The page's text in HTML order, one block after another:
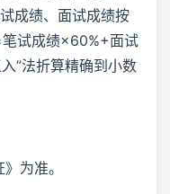
成绩、面试成绩按
试成绩×60%+面试
”法折算精确到小数
为准。